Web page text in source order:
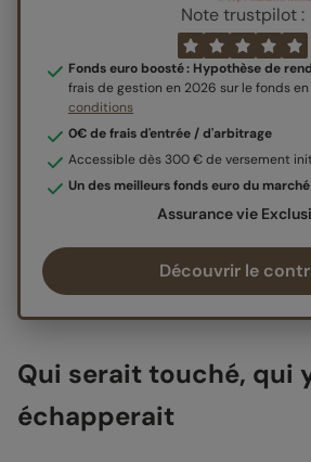
Note trustpilot :
Fonds euro boosté : Hypothèse de
frais de gestion en 2026 sur le fonds
conditions
0€ de frais d'entrée / d'arbitrage
Accessible dès 300 € de versement
Un des meilleurs fonds euro du marché
Assurance vie
Découvrir le
Qui serait touché, qui
échapperait